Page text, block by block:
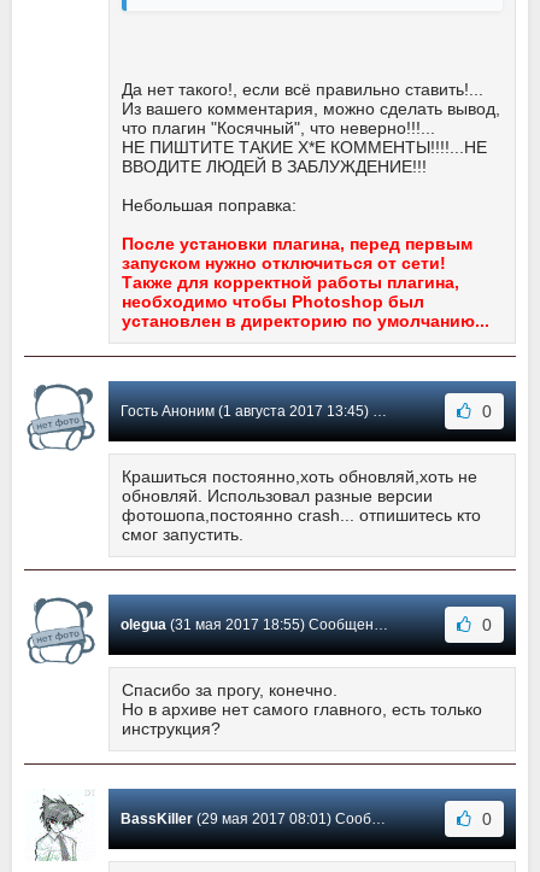
Да нет такого!, если всё правильно ставить!...
Из вашего комментария, можно сделать вывод,
что плагин "Косячный", что неверно!!!...
НЕ ПИШТИТЕ ТАКИЕ Х*Е КОММЕНТЫ!!!!...НЕ
ВВОДИТЕ ЛЮДЕЙ В ЗАБЛУЖДЕНИЕ!!!
Небольшая поправка:
После установки плагина, перед первым
запуском нужно отключиться от сети!
Также для корректной работы плагина,
необходимо чтобы Photoshop был
установлен в директорию по умолчанию...
Гость Аноним (1 августа 2017 13:45) Сообщение #5 0
Крашиться постоянно,хоть обновляй,хоть не
обновляй. Использовал разные версии
фотошопа,постоянно crash... отпишитесь кто
смог запустить.
olegua(31 мая 2017 18:55) Сообщение #4 0
Спасибо за прогу, конечно.
Но в архиве нет самого главного, есть только
инструкция?
BassKiller(29 мая 2017 08:01) Сообщение #3 0